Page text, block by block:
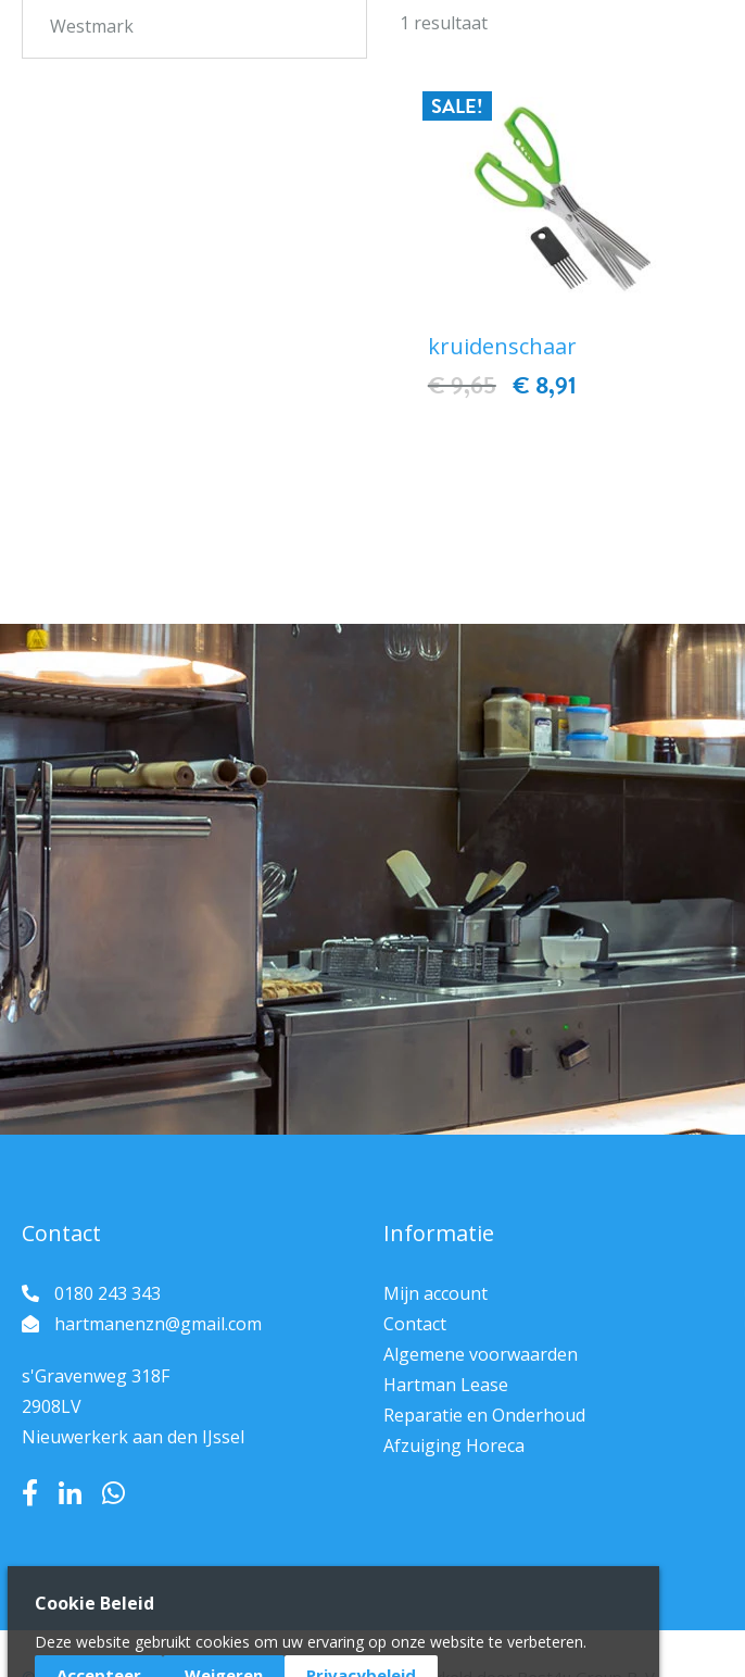
1 resultaat
SALE!
kruidenschaar
€ 8,91
€ 9,65
Westmark
Contact
0180 243 343
hartmanenzn@gmail.com
s'Gravenweg 318F
2908LV
Nieuwerkerk aan den IJssel
Informatie
Mijn account
Contact
Algemene voorwaarden
Hartman Lease
Reparatie en Onderhoud
Afzuiging Horeca
Cookie Beleid
Deze website gebruikt cookies om uw ervaring op onze website te verbeteren.